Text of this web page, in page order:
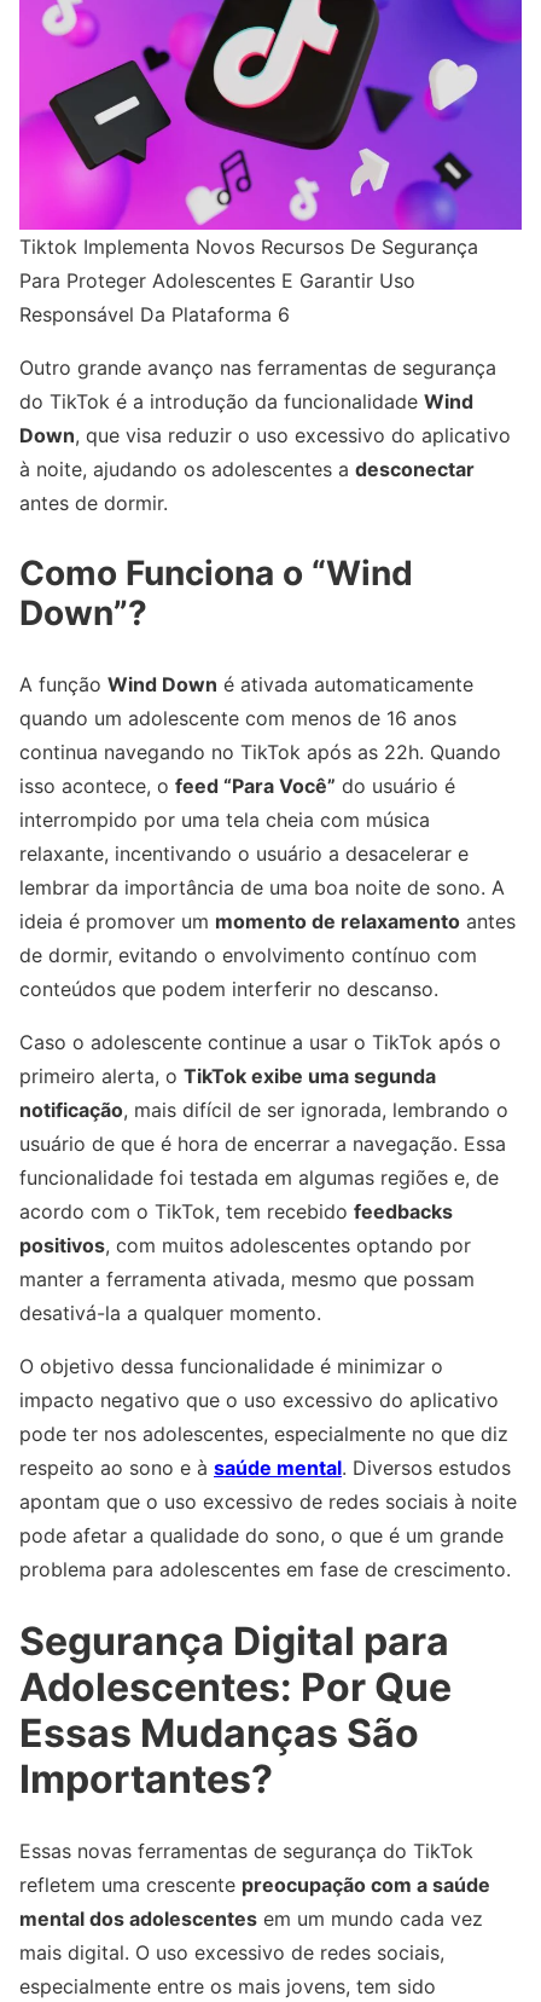
Tiktok Implementa Novos Recursos De Segurança
Para Proteger Adolescentes E Garantir Uso
Responsável Da Plataforma 6
Outro grande avanço nas ferramentas de segurança
do TikTok é a introdução da funcionalidade Wind
Down, que visa reduzir o uso excessivo do aplicativo
à noite, ajudando os adolescentes a desconectar
antes de dormir.
Como Funciona o “Wind
Down”?
A função Wind Down é ativada automaticamente
quando um adolescente com menos de 16 anos
continua navegando no TikTok após as 22h. Quando
isso acontece, o feed “Para Você” do usuário é
interrompido por uma tela cheia com música
relaxante, incentivando o usuário a desacelerar e
lembrar da importância de uma boa noite de sono. A
ideia é promover um momento de relaxamento antes
de dormir, evitando o envolvimento contínuo com
conteúdos que podem interferir no descanso.
Caso o adolescente continue a usar o TikTok após o
primeiro alerta, o TikTok exibe uma segunda
notificação, mais difícil de ser ignorada, lembrando o
usuário de que é hora de encerrar a navegação. Essa
funcionalidade foi testada em algumas regiões e, de
acordo com o TikTok, tem recebido feedbacks
positivos, com muitos adolescentes optando por
manter a ferramenta ativada, mesmo que possam
desativá-la a qualquer momento.
O objetivo dessa funcionalidade é minimizar o
impacto negativo que o uso excessivo do aplicativo
pode ter nos adolescentes, especialmente no que diz
respeito ao sono e à saúde mental. Diversos estudos
apontam que o uso excessivo de redes sociais à noite
pode afetar a qualidade do sono, o que é um grande
problema para adolescentes em fase de crescimento.
Segurança Digital para
Adolescentes: Por Que
Essas Mudanças São
Importantes?
Essas novas ferramentas de segurança do TikTok
refletem uma crescente preocupação com a saúde
mental dos adolescentes em um mundo cada vez
mais digital. O uso excessivo de redes sociais,
especialmente entre os mais jovens, tem sido